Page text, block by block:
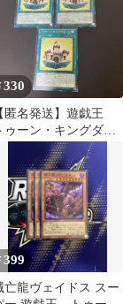
330
匿名発送】遊戯王
ゥーン・キングダ
399
亡龍ヴェイドス スー